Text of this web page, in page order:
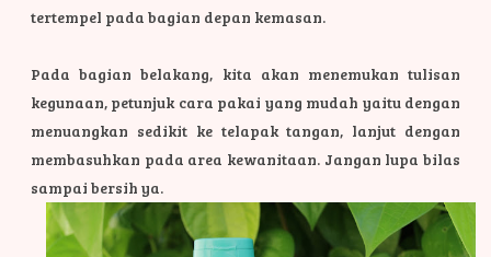
tertempel pada bagian depan kemasan.
Pada bagian belakang, kita akan menemukan tulisan
kegunaan, petunjuk cara pakai yang mudah yaitu dengan
menuangkan sedikit ke telapak tangan, lanjut dengan
membasuhkan pada area kewanitaan. Jangan lupa bilas
sampai bersih ya.